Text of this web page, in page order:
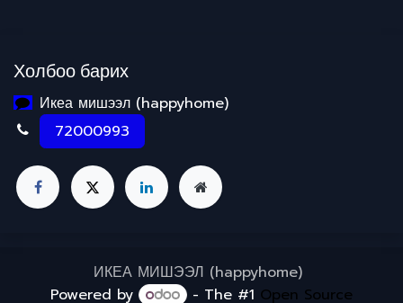
Холбоо барих
Икеа мишээл (happyhome)
72000993
ИКЕА МИШЭЭЛ (happyhome)
Powered by
- The #1 Open Source